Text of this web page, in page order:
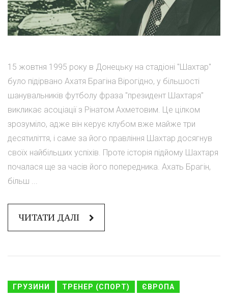
15 жовтня 1995 року в Донецьку на стадіоні "Шахтар"
було підірвано Ахатя Брагіна Вірогідно, у більшості
шанувальників футболу фраза "президент Шахтаря"
викликає асоціації з Рінатом Ахметовим. Це цілком
зрозуміло, адже він керує клубом вже майже три
десятиліття, і саме за його правління Шахтар досягнув
своїх найбільших успіхів. Проте історія підйому Шахтаря
почалася ще за часів його попередника. Ахать Брагін,
більш ...
ЧИТАТИ ДАЛІ
ГРУЗИНИ ТРЕНЕР (СПОРТ) ЄВРОПА